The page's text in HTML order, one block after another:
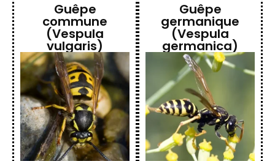
Guêpe
commune
(Vespula
vulgaris)
Guêpe
germanique
(Vespula
germanica)